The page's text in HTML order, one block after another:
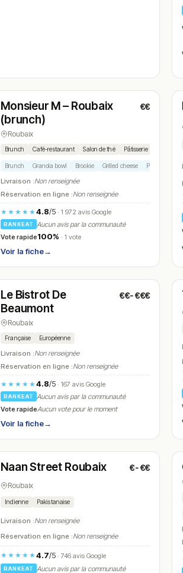
N° 6
Ouvert(11:30 – 19:00)
Monsieur M – Roubaix
(brunch)
€€
Roubaix
Brunch Café-restaurant Salon de thé Pâtisserie
Brunch Granola bowl Brookie Grilled cheese Pecan pie
Livraison :Non renseignée
Réservation en ligne :Non renseignée
★★★★★4.8/5· 1 972 avis Google
RANKEAT
Aucun avis par la communauté
Vote rapide100% · 1 vote
Voir la fiche→
N° 9
Ouvert(12:00 – 14:00, 19:00 – 22:00)
Le Bistrot De
Beaumont
€€-€€€
Roubaix
Française Européenne
Livraison :Non renseignée
Réservation en ligne :Non renseignée
★★★★★4.8/5· 167 avis Google
RANKEAT
Aucun avis par la communauté
Vote rapideAucun vote pour le moment
Voir la fiche→
N° 12
Ouvert(12:00 – 02:00)
Naan Street Roubaix €-€€
Roubaix
Indienne Pakistanaise
Livraison :Non renseignée
Réservation en ligne :Non renseignée
★★★★★4.7/5· 746 avis Google
RANKEAT
Aucun avis par la communauté